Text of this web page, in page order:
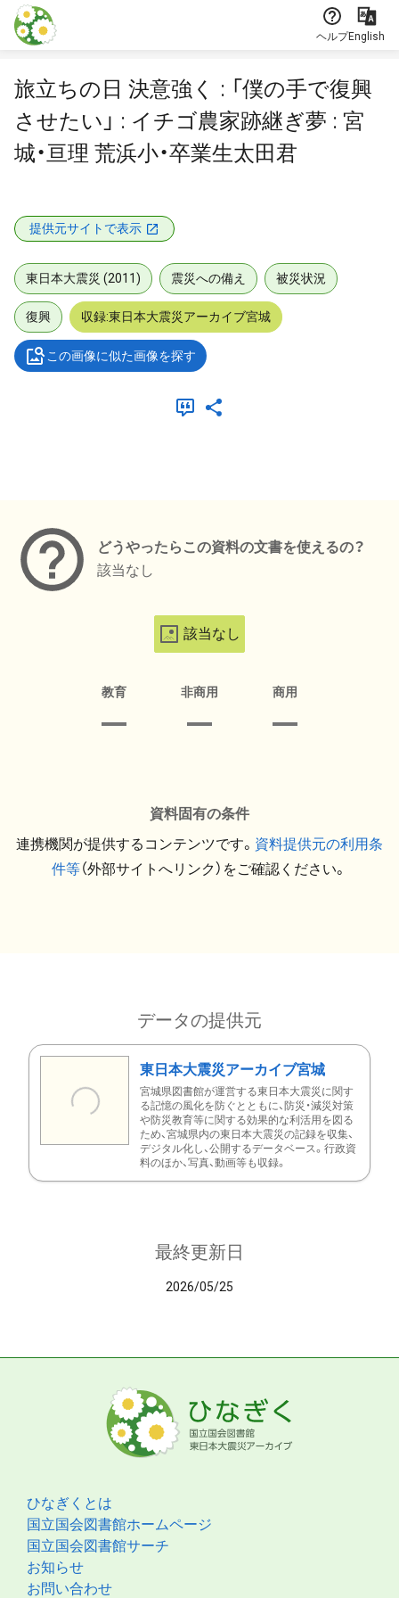
本文に飛ぶ
ヘルプEnglish
旅立ちの日 決意強く : 「僕の手で復興
させたい」 : イチゴ農家跡継ぎ夢 : 宮
城・亘理 荒浜小・卒業生太田君
提供元サイトで表示
東日本大震災 (2011) 震災への備え 被災状況
復興 収録:東日本大震災アーカイブ宮城
この画像に似た画像を探す
どうやったらこの資料の文書を使えるの？
該当なし
該当なし
教育 非商用 商用
資料固有の条件
連携機関が提供するコンテンツです。 資料提供元の利用条
件等（外部サイトへリンク）をご確認ください。
データの提供元
東日本大震災アーカイブ宮城
宮城県図書館が運営する東日本大震災に関す
る記憶の風化を防ぐとともに、防災・減災対策
や防災教育等に関する効果的な利活用を図る
ため、宮城県内の東日本大震災の記録を収集、
デジタル化し、公開するデータベース。行政資
料のほか、写真、動画等も収録。
最終更新日
2026/05/25
ひなぎくとは
国立国会図書館ホームページ
国立国会図書館サーチ
お知らせ
お問い合わせ